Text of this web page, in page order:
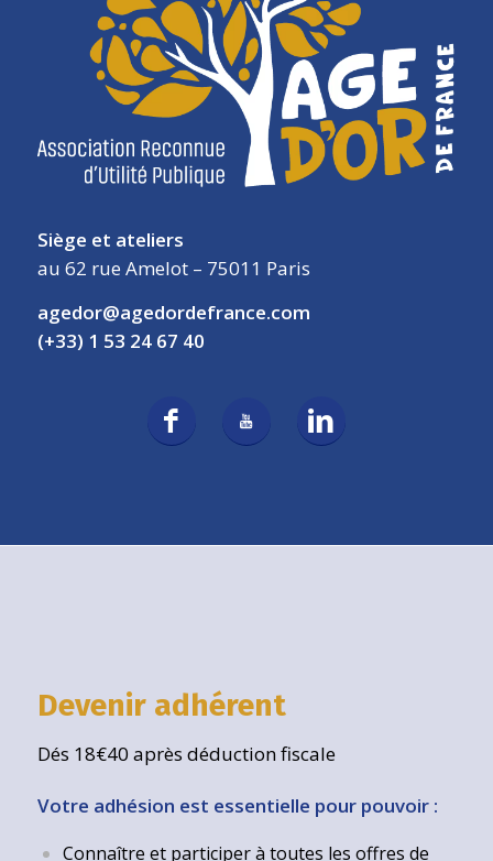
Siège et ateliers
au 62 rue Amelot – 75011 Paris
agedor@agedordefrance.com
(+33) 1 53 24 67 40
Devenir adhérent
Dés 18€40 après déduction fiscale
Votre adhésion est essentielle pour pouvoir :
Connaître et participer à toutes les offres de